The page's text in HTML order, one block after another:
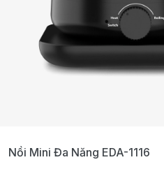
Nồi Mini Đa Năng EDA-1116